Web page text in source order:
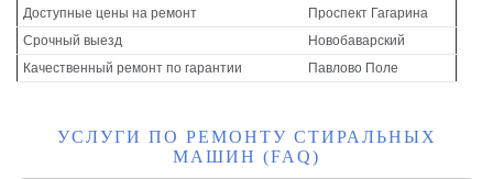
Доступные цены на ремонт
Проспект Гагарина
Срочный выезд
Новобаварский
Качественный ремонт по гарантии
Павлово Поле
УСЛУГИ ПО РЕМОНТУ СТИРАЛЬНЫХ
МАШИН (FAQ)